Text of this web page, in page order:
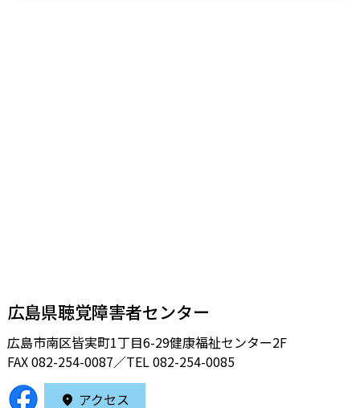
広島県聴覚障害者センター
広島市南区皆実町1丁目6-29健康福祉センター2F
FAX 082-254-0087／TEL082-254-0085
アクセス